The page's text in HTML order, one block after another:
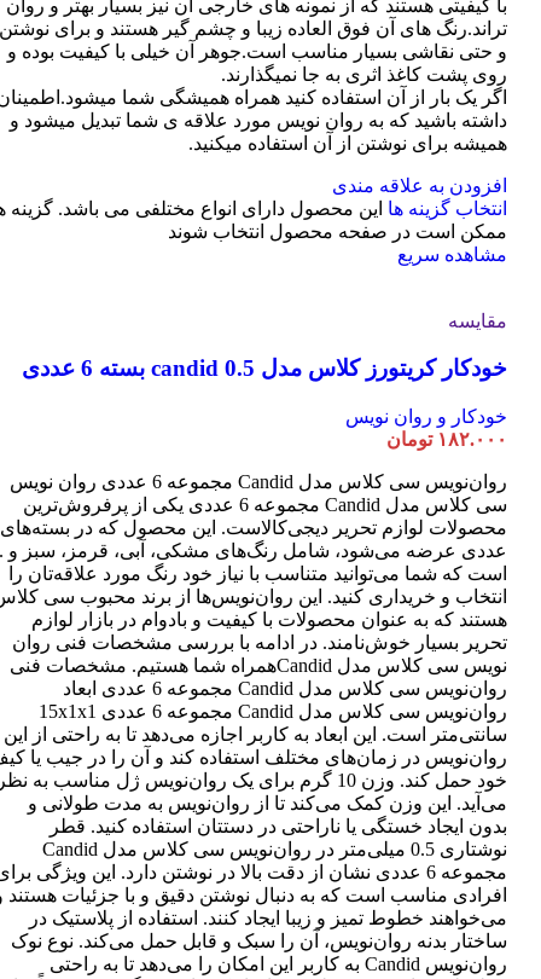
با کیفیتی هستند که از نمونه های خارجی آن نیز بسیار بهتر و روان
تراند.رنگ های آن فوق العاده زیبا و چشم گیر هستند و برای نوشتن
و حتی نقاشی بسیار مناسب است.جوهر آن خیلی با کیفیت بوده و
روی پشت کاغذ اثری به جا نمیگذارند.
اگر یک بار از آن استفاده کنید همراه همیشگی شما
داشته باشید که به روان نویس مورد علاقه ی شما تبدیل میشود و
همیشه برای نوشتن از آن استفاده میکنید.
افزودن به علاقه مندی
انتخاب گزینه ها این محصول دارای انواع مختلفی می باشد. گزینه
ممکن است در صفحه محصول انتخاب شوند
مشاهده سریع
مقایسه
خودکار کریتورز کلاس مدل candid 0.5 بسته 6 عددی
خودکار و روان نویس
۱۸۲.۰۰۰ تومان
روان‌نویس سی کلاس مدل Candid مجموعه 6 عددی روان نویس
سی کلاس مدل Candid مجموعه 6 عددی یکی از پرفروش‌ترین
عددی عرضه می‌شود، شامل رنگ‌های مشکی، آبی، قرمز، سبز و
است که شما می‌توانید متناسب با نیاز خود رنگ مورد علاقه‌تان را
انتخاب و خریداری کنید. این روان‌نویس‌ها از برند محبوب سی
هستند که به عنوان محصولات با کیفیت و بادوام در بازار لوازم
تحریر بسیار خوش‌نامند. در ادامه با بررسی مشخصات فنی روان
نویس سی کلاس مدل Candidهمراه شما هستیم. مشخصات فنی
روان‌نویس سی کلاس مدل Candid مجموعه 6 عددی ابعاد
روان‌نویس سی کلاس مدل Candid مجموعه 6 عددی 15x1x1
سانتی‌متر است. این ابعاد به کاربر اجازه می‌دهد تا به راحتی از این
روان‌نویس در زمان‌های مختلف استفاده کند و آن را در جیب یا
خود حمل کند. وزن 10 گرم برای یک روان‌نویس ژل مناسب به
می‌آید. این وزن کمک می‌کند تا از روان‌نویس به مدت طولانی و
بدون ایجاد خستگی یا ناراحتی در دستتان استفاده کنید. قطر
نوشتاری 0.5 میلی‌متر در روان‌نویس سی کلاس مدل Candid
مجموعه 6 عددی نشان از دقت بالا در نوشتن دارد. این ویژگی
افرادی مناسب است که به دنبال نوشتن دقیق و با جزئیات هستند
می‌خواهند خطوط تمیز و زیبا ایجاد کنند. استفاده از پلاستیک در
ساختار بدنه روان‌نویس، آن را سبک و قابل حمل می‌کند. نوع نوک
روان‌نویس Candid به کاربر این امکان را می‌دهد تا به راحتی